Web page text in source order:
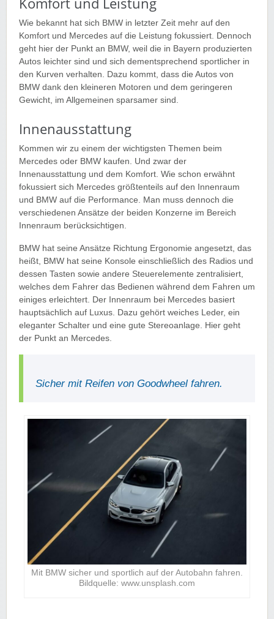
Wie bekannt hat sich BMW in letzter Zeit mehr auf den
Komfort und Mercedes auf die Leistung fokussiert. Dennoch
geht hier der Punkt an BMW, weil die in Bayern produzierten
Autos leichter sind und sich dementsprechend sportlicher in
den Kurven verhalten. Dazu kommt, dass die Autos von
BMW dank den kleineren Motoren und dem geringeren
Gewicht, im Allgemeinen sparsamer sind.
Innenausstattung
Kommen wir zu einem der wichtigsten Themen beim
Mercedes oder BMW kaufen. Und zwar der
Innenausstattung und dem Komfort. Wie schon erwähnt
fokussiert sich Mercedes größtenteils auf den Innenraum
und BMW auf die Performance. Man muss dennoch die
verschiedenen Ansätze der beiden Konzerne im Bereich
Innenraum berücksichtigen.
BMW hat seine Ansätze Richtung Ergonomie angesetzt, das
heißt, BMW hat seine Konsole einschließlich des Radios und
dessen Tasten sowie andere Steuerelemente zentralisiert,
welches dem Fahrer das Bedienen während dem Fahren um
einiges erleichtert. Der Innenraum bei Mercedes basiert
hauptsächlich auf Luxus. Dazu gehört weiches Leder, ein
eleganter Schalter und eine gute Stereoanlage. Hier geht
der Punkt an Mercedes.
Sicher mit Reifen von Goodwheel fahren.
Mit BMW sicher und sportlich auf der Autobahn fahren.
Bildquelle: www.unsplash.com